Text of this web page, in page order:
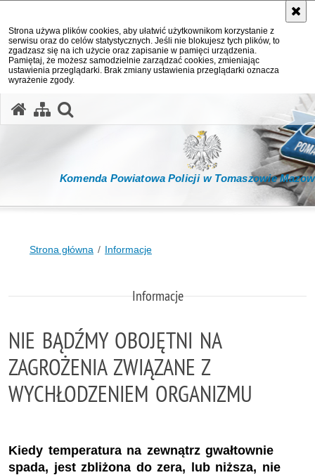
Strona używa plików cookies, aby ułatwić użytkownikom korzystanie z
serwisu oraz do celów statystycznych. Jeśli nie blokujesz tych plików, to
zgadzasz się na ich użycie oraz zapisanie w pamięci urządzenia.
Pamiętaj, że możesz samodzielnie zarządzać cookies, zmieniając
ustawienia przeglądarki. Brak zmiany ustawienia przeglądarki oznacza
wyrażenie zgody.
Komenda Powiatowa Policji w Tomaszowie
Strona główna Informacje
Informacje
NIE BĄDŹMY OBOJĘTNI NA
ZAGROŻENIA ZWIĄZANE Z
WYCHŁODZENIEM ORGANIZMU
Kiedy temperatura na zewnątrz gwałtownie
spada, jest zbliżona do zera, lub niższa, nie